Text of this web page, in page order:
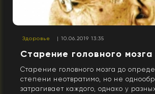
Здоровье | 10.06.2019 13:35
Старение головного мозга
Старение головного мозга до
степени неотвратимо, но не
затрагивает каждого, однако у